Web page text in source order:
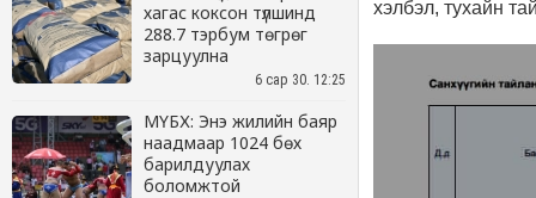
хагас коксон түлшинд
288.7 тэрбум төгрөг
зарцуулна
6 сар 30. 12:25
МҮБХ: Энэ жилийн баяр
наадмаар 1024 бөх
барилдуулах
боломжтой